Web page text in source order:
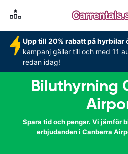
Upp till 20% rabatt på hyrbilar
kampanj gäller till och med 11
redan idag!
Biluthyrning
Spara tid och pengar. Vi jämför
erbjudanden i Canberra